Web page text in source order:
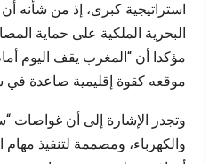
استراتيجية كبرى، إذ من شأنه
البحرية الملكية على حماية
مؤكدا أن “المغرب يقف اليوم
موقعه كقوة إقليمية صاعدة في
وتجدر الإشارة إلى أن غواصات
والكهرباء، ومصممة لتنفيذ